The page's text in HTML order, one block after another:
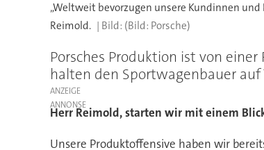
„Weltweit bevorzugen unsere Kundinnen
Reimold.
(Bild: Porsche)
Porsches Produktion ist von
halten den Sportwagenbauer
ANZEIGE
Herr Reimold, starten wir mit einem
Unsere Produktoffensive haben wir